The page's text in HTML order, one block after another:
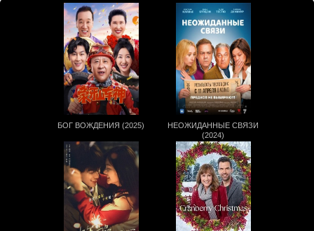
БОГ ВОЖДЕНИЯ (2025)
НЕОЖИДАННЫЕ СВЯЗИ
(2024)